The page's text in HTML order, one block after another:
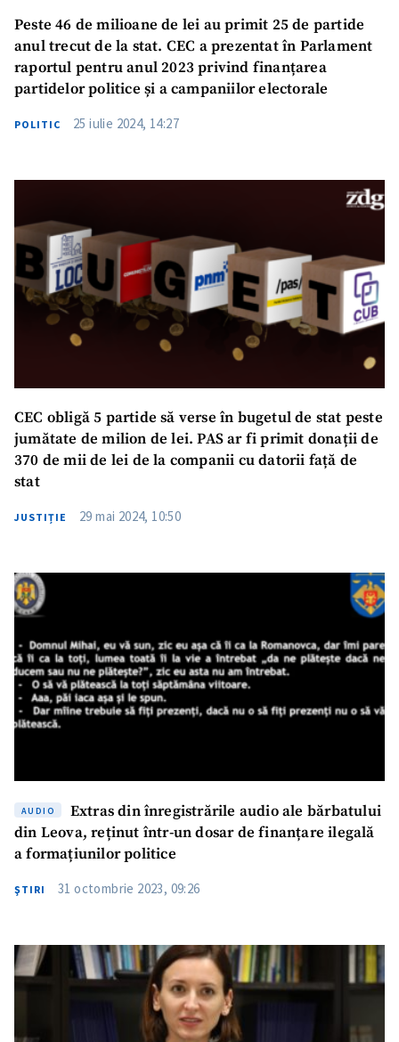
Trimite o informație
Peste 46 de milioane de lei au primit 25 de partide
anul trecut de la stat. CEC a prezentat în Parlament
raportul pentru anul 2023 privind finanțarea
partidelor politice și a campaniilor electorale
POLITIC 25 iulie 2024, 14:27
CEC obligă 5 partide să verse în bugetul de stat peste
jumătate de milion de lei. PAS ar fi primit donații de
370 de mii de lei de la companii cu datorii față de
stat
JUSTIȚIE 29 mai 2024, 10:50
AUDIO
Extras din înregistrările audio ale bărbatului
din Leova, reținut într-un dosar de finanțare ilegală
a formațiunilor politice
ŞTIRI 31 octombrie 2023, 09:26